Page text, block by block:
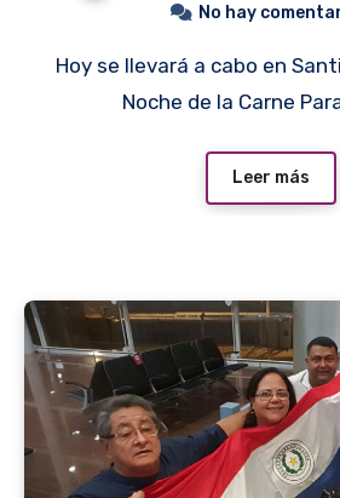
No hay
Hoy se llevará a cabo en Santiago de Chile La
Noche de la Carne
Leer más